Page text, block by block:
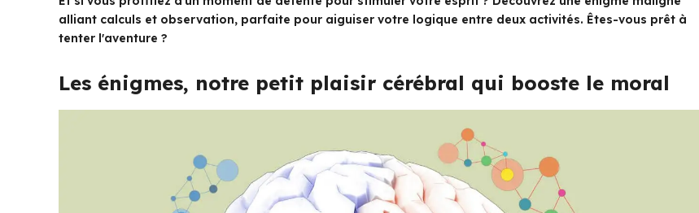
alliant calculs et observation, parfaite pour aiguiser votre logique entre deux activités. Êtes-vous prêt à
tenter l'aventure ?
Les énigmes, notre petit plaisir cérébral qui booste le moral